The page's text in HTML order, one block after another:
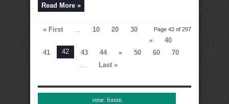
Read More »
Page 42 of 297
« First ... 10 20
30
«
40
41
42 43 44 » 50 60
70
...
Last »
xtme: forum